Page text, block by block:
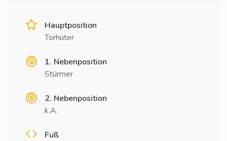
Hauptposition
Torhüter
1. Nebenposition
Stürmer
2. Nebenposition
k.A.
Fuß